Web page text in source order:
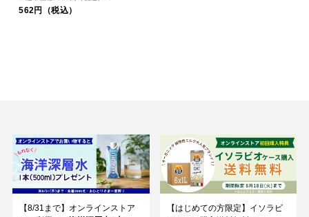
562円（税込）
【8/31まで】オンラインストア
【はじめての方限定】イソラビ